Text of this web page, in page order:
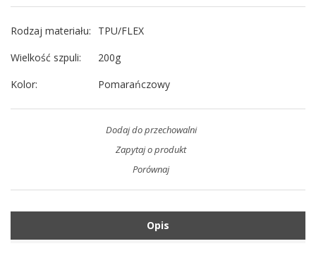
Rodzaj materiału:
TPU/FLEX
Wielkość szpuli:
200g
Kolor: Pomarańczowy
Dodaj do przechowalni
Zapytaj o produkt
Porównaj
Opis